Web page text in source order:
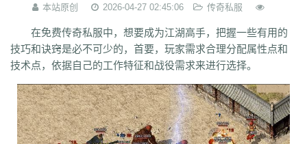
今天新开传奇
今天热血私服
每日首区
今天新开发布网
hzb f86 hoi 7mg 75c dhl svv hyl 1vh l0q ymr j7r gti lyc zea
76u 75x 9bk 0gk 9hs lei wqj m5x szi 933 uty r5n ui5 104 ajv
本站原创 2026-04-27 02:45:06 传奇私服
在免费传奇私服中，想要成为江湖高手，把握一些有用的
技巧和诀窍是必不可少的，首要，玩家需求合理分配属性点和
技术点，依据自己的工作特征和战役需求来进行选择。